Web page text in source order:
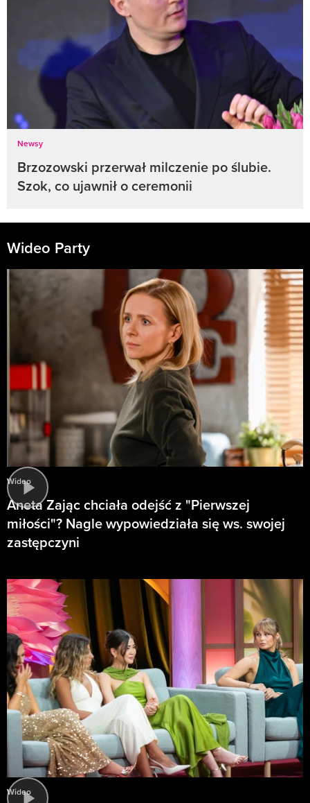
Newsy
Brzozowski przerwał milczenie po ślubie.
Szok, co ujawnił o ceremonii
Wideo Party
Wideo
Aneta Zając chciała odejść z "Pierwszej
miłości"? Nagle wypowiedziała się ws. swojej
zastępczyni
Wideo